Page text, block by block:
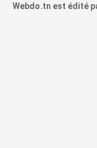
Webdo.tn est édité